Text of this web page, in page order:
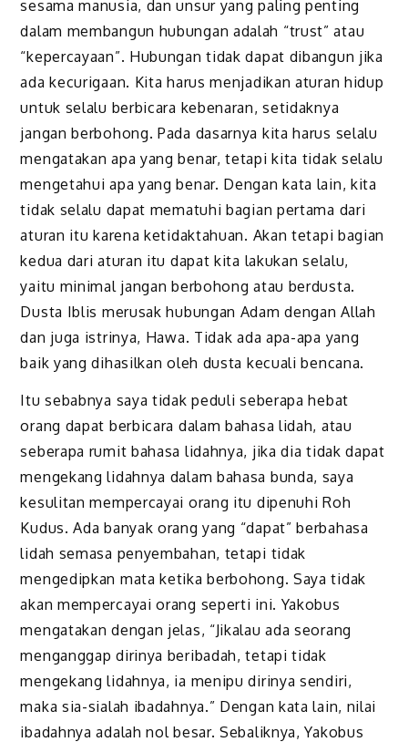
sesama manusia, dan unsur yang paling penting
dalam membangun hubungan adalah “trust” atau
“kepercayaan”. Hubungan tidak dapat dibangun jika
ada kecurigaan. Kita harus menjadikan aturan hidup
untuk selalu berbicara kebenaran, setidaknya
jangan berbohong. Pada dasarnya kita harus selalu
mengatakan apa yang benar, tetapi kita tidak selalu
mengetahui apa yang benar. Dengan kata lain, kita
tidak selalu dapat mematuhi bagian pertama dari
aturan itu karena ketidaktahuan. Akan tetapi bagian
kedua dari aturan itu dapat kita lakukan selalu,
yaitu minimal jangan berbohong atau berdusta.
Dusta Iblis merusak hubungan Adam dengan Allah
dan juga istrinya, Hawa. Tidak ada apa-apa yang
baik yang dihasilkan oleh dusta kecuali bencana.
Itu sebabnya saya tidak peduli seberapa hebat
orang dapat berbicara dalam bahasa lidah, atau
seberapa rumit bahasa lidahnya, jika dia tidak dapat
mengekang lidahnya dalam bahasa bunda, saya
kesulitan mempercayai orang itu dipenuhi Roh
Kudus. Ada banyak orang yang “dapat” berbahasa
lidah semasa penyembahan, tetapi tidak
mengedipkan mata ketika berbohong. Saya tidak
akan mempercayai orang seperti ini. Yakobus
mengatakan dengan jelas, “Jikalau ada seorang
menganggap dirinya beribadah, tetapi tidak
mengekang lidahnya, ia menipu dirinya sendiri,
maka sia-sialah ibadahnya.” Dengan kata lain, nilai
ibadahnya adalah nol besar. Sebaliknya, Yakobus